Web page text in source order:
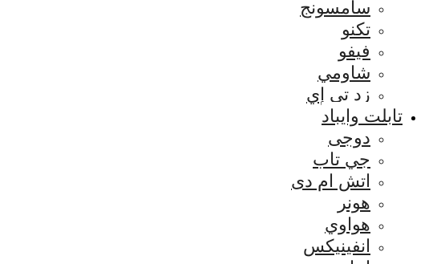
سامسونج
تكنو
فيفو
شاومي
زد تي إي
تابلت وايباد
دوجى
جي تاب
اتش ام دى
هونر
هواوي
انفينيكس